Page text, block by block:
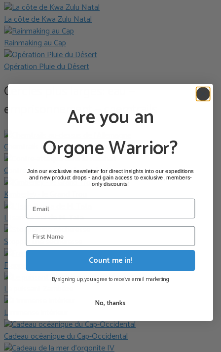
La côte de Kwa Zulu Natal
Rainmaking au Cap
Opération Pluie du Désert
Cercles plus larges: eau –
emprisonnement – chemtrails
Chemtrails au-dessus de l’Allemagne
Contre-attaque dans le Kalahari
Kimberley - le Grand Trou
L’Isandlwana de M. Tata
Stopper une sécheresse
Frapper les hautes vagues
Le puissant Zambèze
L’immense intérieur
Cadeau océanique du Cap-Occidental
Are you an
Orgone Warrior?
Join our exclusive newsletter for direct insights into our expeditions
and new product drops - and gain access to exclusive, members-
only discounts!
Count me in!
By signing up, you agree to receive email marketing
No, thanks